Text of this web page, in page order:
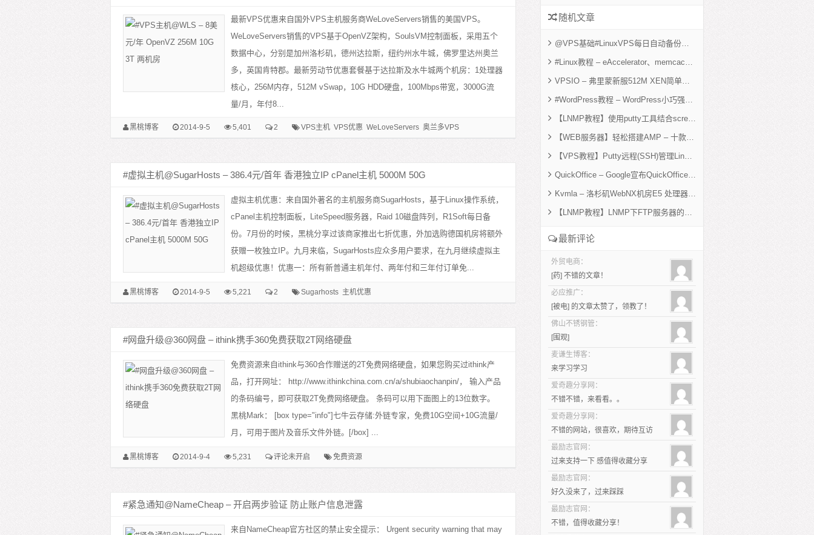
最新VPS优惠来自国外VPS主机服务商WeLoveServers销售的美国VPS。
WeLoveServers销售的VPS基于OpenVZ架构，SoulsVM控制面板，采用五个
数据中心，分别是加州洛杉矶，德州达拉斯，纽约州水牛城，佛罗里达州奥兰
多，英国肯特郡。最新劳动节优惠套餐基于达拉斯及水牛城两个机房：1处理器
核心，256M内存，512M vSwap，10G HDD硬盘，100Mbps带宽，3000G流
量/月，年付8...
黑桃博客 2014-9-5 5,401 2 VPS主机 VPS优惠 WeLoveServers 奥兰多VPS
#虚拟主机@SugarHosts – 386.4元/首年 香港独立IP cPanel主机 5000M 50G
虚拟主机优惠：来自国外著名的主机服务商SugarHosts，基于Linux操作系统，
cPanel主机控制面板，LiteSpeed服务器，Raid 10磁盘阵列，R1Soft每日备
份。7月份的时候，黑桃分享过该商家推出七折优惠，外加选购德国机房将额外
获赠一枚独立IP。九月来临，SugarHosts应众多用户要求，在九月继续虚拟主
机超级优惠！优惠一：所有新普通主机年付、两年付和三年付订单免...
黑桃博客 2014-9-5 5,221 2 Sugarhosts 主机优惠
#网盘升级@360网盘 – ithink携手360免费获取2T网络硬盘
免费资源来自ithink与360合作赠送的2T免费网络硬盘，如果您购买过ithink产
品，打开网址： http://www.ithinkchina.com.cn/a/shubiaochanpin/， 输入产品
的条码编号，即可获取2T免费网络硬盘。 条码可以用下面图上的13位数字。
黑桃Mark： [box type="info"]七牛云存储:外链专家，免费10G空间+10G流量/
月，可用于图片及音乐文件外链。[/box] ...
黑桃博客 2014-9-4 5,231 评论未开启 免费资源
#紧急通知@NameCheap – 开启两步验证 防止账户信息泄露
来自NameCheap官方社区的禁止安全提示： Urgent security warning that may
随机文章
@VPS基础#LinuxVPS每日自动备份脚本
#Linux教程 – eAccelerator、memcached、xcache、APC四个加速扩展的区别
VPSIO – 弗里蒙新服512M XEN简单测试
#WordPress教程 – WordPress小巧强大的缓存优化插件:Hyper Cache
【LNMP教程】使用putty工具结合screen命令安装LNMP一键包
【WEB服务器】轻松搭建AMP – 十款免费Web服务器套件
【VPS教程】Putty远程(SSH)管理Linux VPS
QuickOffice – Google宣布QuickOffice正式免费，附送10GB空间
Kvmla – 洛杉矶WebNX机房E5 处理器新服512M Xen简单评测
【LNMP教程】LNMP下FTP服务器的安装和使用(Pureftpd和Proftpd)
最新评论
外贸电商：
[药] 不错的文章！
必应推广：
[被电] 的文章太赞了，领教了！
佛山不锈钢管：
[围观]
麦谦生博客：
来学习学习
爱奇趣分享网：
不错不错，来看看。。
爱奇趣分享网：
不错的网站，很喜欢，期待互访
最励志官网：
过来支持一下 感值得收藏分享
最励志官网：
好久没来了，过来踩踩
最励志官网：
不错，值得收藏分享！